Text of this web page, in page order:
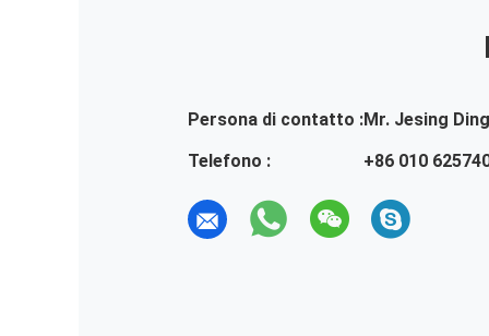
Persona di contatto :Mr. Jesing Ding
Telefono :
+86 010